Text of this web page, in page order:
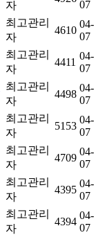
자
07
최고관리
자
4610
04-
07
최고관리
자
4411
04-
07
최고관리
자
4498
04-
07
최고관리
자
5153
04-
07
최고관리
자
4709
04-
07
최고관리
자
4395
04-
07
최고관리
자
4394
04-
07